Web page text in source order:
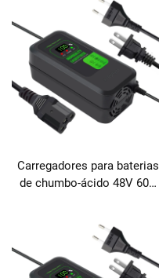
Rápido de 80W e Tela Digital
Carregadores para baterias
de chumbo-ácido 48V 60V
120W/180W e porta DC para
bicicletas elétricas e
veículos de duas rodas